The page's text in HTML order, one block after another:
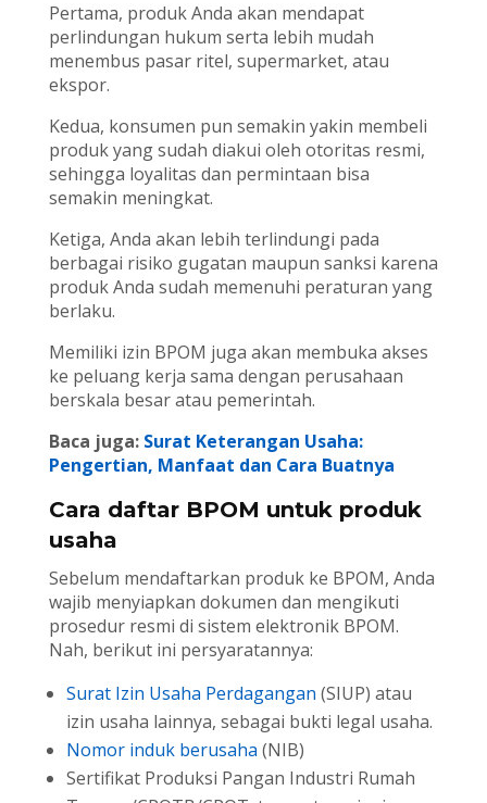
Pertama, produk Anda akan mendapat
perlindungan hukum serta lebih mudah
menembus pasar ritel, supermarket, atau
ekspor.
Kedua, konsumen pun semakin yakin membeli
produk yang sudah diakui oleh otoritas resmi,
sehingga loyalitas dan permintaan bisa
semakin meningkat.
Ketiga, Anda akan lebih terlindungi pada
berbagai risiko gugatan maupun sanksi karena
produk Anda sudah memenuhi peraturan yang
berlaku.
Memiliki izin BPOM juga akan membuka akses
ke peluang kerja sama dengan perusahaan
berskala besar atau pemerintah.
Baca juga: Surat Keterangan Usaha:
Pengertian, Manfaat dan Cara Buatnya
Cara daftar BPOM untuk produk
usaha
Sebelum mendaftarkan produk ke BPOM, Anda
wajib menyiapkan dokumen dan mengikuti
prosedur resmi di sistem elektronik BPOM.
Nah, berikut ini persyaratannya:
Surat Izin Usaha Perdagangan (SIUP) atau
izin usaha lainnya, sebagai bukti legal usaha.
Nomor induk berusaha (NIB)
Sertifikat Produksi Pangan Industri Rumah